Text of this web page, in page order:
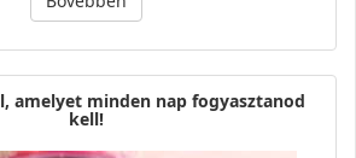
amelyet minden nap fogyasztanod
kell!